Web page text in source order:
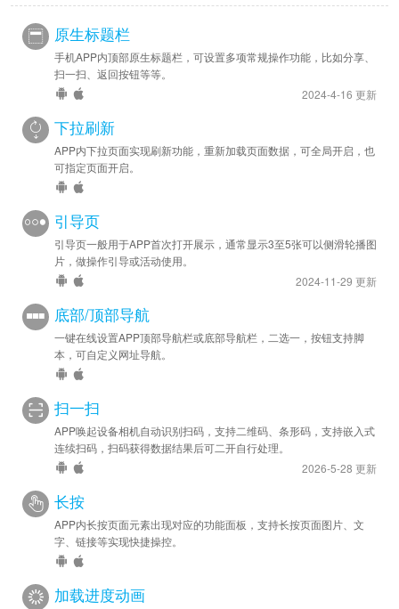
原生标题栏
手机APP内顶部原生标题栏，可设置多项常规操作功能，比如分享、
扫一扫、返回按钮等等。
2024-4-16 更新
下拉刷新
APP内下拉页面实现刷新功能，重新加载页面数据，可全局开启，也
可指定页面开启。
引导页
引导页一般用于APP首次打开展示，通常显示3至5张可以侧滑轮播图
片，做操作引导或活动使用。
2024-11-29 更新
底部/顶部导航
一键在线设置APP顶部导航栏或底部导航栏，二选一，按钮支持脚
本，可自定义网址导航。
扫一扫
APP唤起设备相机自动识别扫码，支持二维码、条形码，支持嵌入式
连续扫码，扫码获得数据结果后可二开自行处理。
2026-5-28 更新
长按
APP内长按页面元素出现对应的功能面板，支持长按页面图片、文
字、链接等实现快捷操控。
加载进度动画